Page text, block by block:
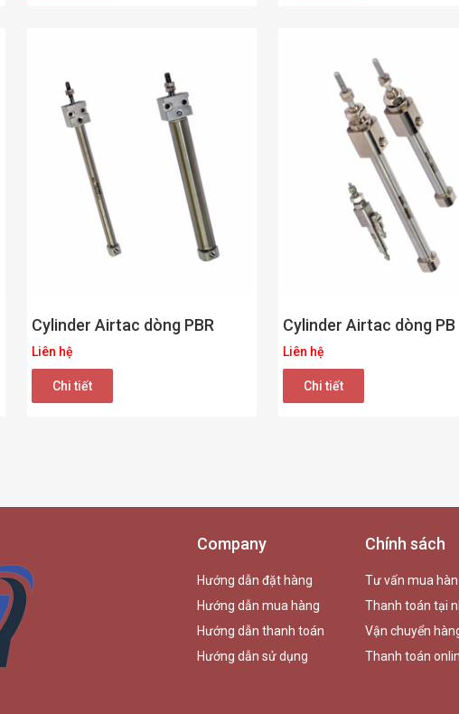
Cylinder Airtac dòng PBR
Liên hệ
Chi tiết
Cylinder Airtac dòng PB
Liên hệ
Chi tiết
Company
Hướng dẫn đặt hàng
Hướng dẫn mua hàng
Hướng dẫn thanh toán
Hướng dẫn sử dụng
Chính sách
Tư vấn mua
Thanh toán tại
Vận chuyển
Thanh toán